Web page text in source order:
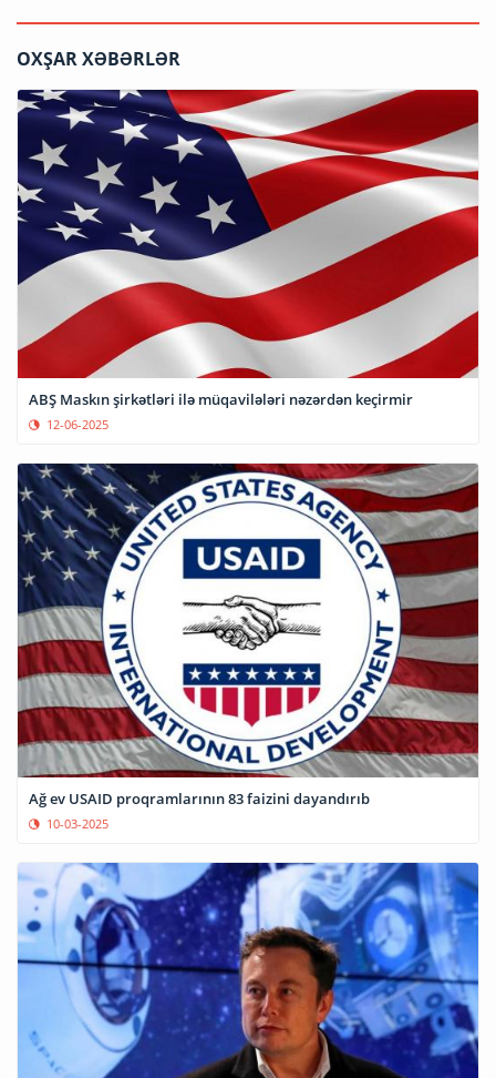
OXŞAR XƏBƏRLƏR
ABŞ Maskın şirkətləri ilə müqavilələri nəzərdən keçirmir
12-06-2025
Ağ ev USAID proqramlarının 83 faizini dayandırıb
10-03-2025